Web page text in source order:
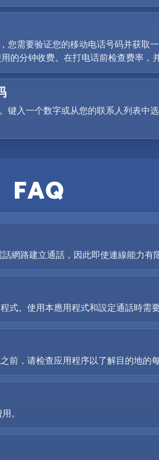
您需要验证您的移动电话号码并获取
分钟收费。在打电话前检查费率，
入一个数字或从您的联系人列表中
FAQ
路建立通話，因此即使連線能力有
。使用本應用程式和設定通話時需
，请检查应用程序以了解目的地的每
。